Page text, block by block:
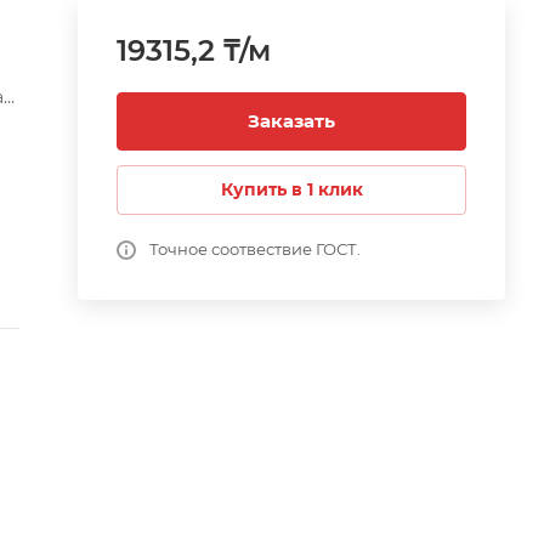
19315,2 ₸/м
Заказать
Купить в 1 клик
Точное соотвествие ГОСТ.